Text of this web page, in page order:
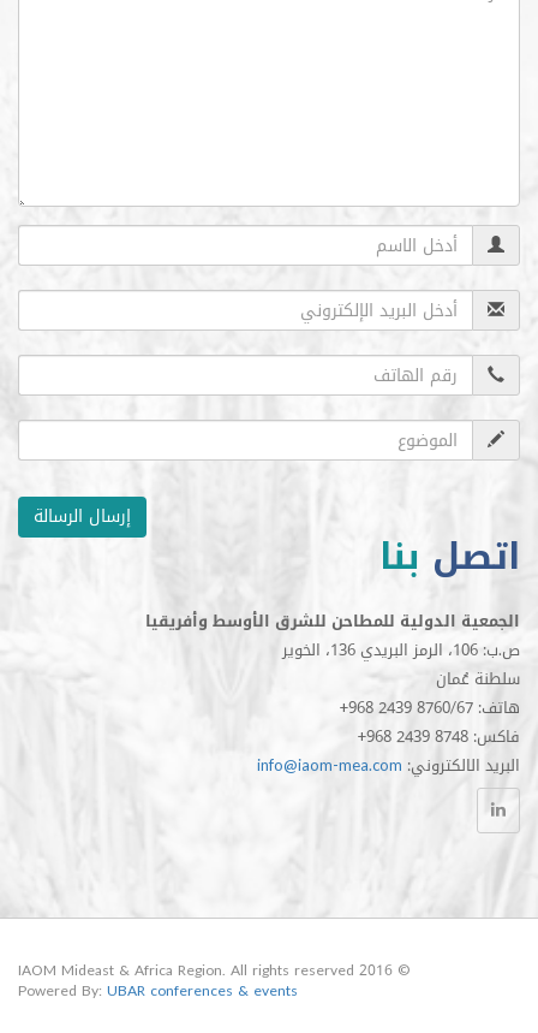
إرسال الرسالة
بنا
الدولية للمطاحن للشرق الأوسط وأفريقيا
info@iaom-mea.com
Powered By:UBAR conferences & events